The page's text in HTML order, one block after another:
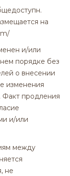
на
и/или
порядке без
о внесении
изменения
Факт продления
и/или
между
не